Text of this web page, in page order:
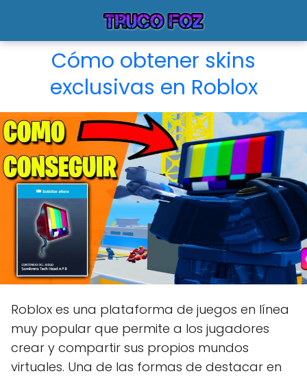
Cómo obtener skins
exclusivas en Roblox
Roblox es una plataforma de juegos en línea
muy popular que permite a los jugadores
crear y compartir sus propios mundos
virtuales. Una de las formas de destacar en